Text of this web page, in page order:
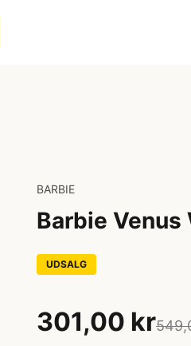
BARBIE
Barbie Venus
UDSALG
301,00 kr